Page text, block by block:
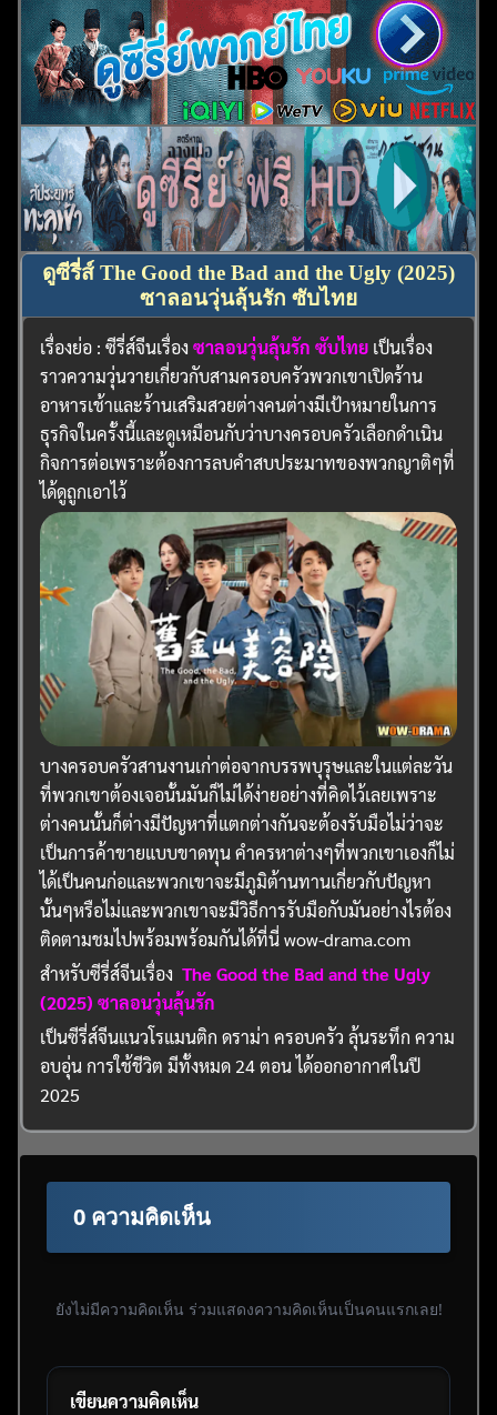
ดูซีรี่ส์ The Good the Bad and the Ugly (2025)
ซาลอนวุ่นลุ้นรัก ซับไทย
เรื่องย่อ : ซีรี่ส์จีนเรื่องซาลอนวุ่นลุ้นรัก ซับไทย เป็นเรื่อง
ราวความวุ่นวายเกี่ยวกับสามครอบครัวพวกเขาเปิดร้าน
อาหารเช้าและร้านเสริมสวยต่างคนต่างมีเป้าหมายในการ
ธุรกิจในครั้งนี้และดูเหมือนกับว่าบางครอบครัวเลือกดำเนิน
กิจการต่อเพราะต้องการลบคำสบประมาทของพวกญาติๆที่
ได้ดูถูกเอาไว้
บางครอบครัวสานงานเก่าต่อจากบรรพบุรุษและในแต่ละวัน
ที่พวกเขาต้องเจอนั้นมันก็ไม่ได้ง่ายอย่างที่คิดไว้เลยเพราะ
ต่างคนนั้นก็ต่างมีปัญหาที่แตกต่างกันจะต้องรับมือไม่ว่าจะ
เป็นการค้าขายแบบขาดทุน คำครหาต่างๆที่พวกเขาเองก็ไม่
ได้เป็นคนก่อและพวกเขาจะมีภูมิต้านทานเกี่ยวกับปัญหา
นั้นๆหรือไม่และพวกเขาจะมีวิธีการรับมือกับมันอย่างไรต้อง
ติดตามชมไปพร้อมพร้อมกันได้ที่นี่ wow-drama.com
สำหรับซีรี่ส์จีนเรื่องThe Good the Bad and the Ugly
(2025) ซาลอนวุ่นลุ้นรัก
เป็นซีรี่ส์จีนแนวโรแมนติก ดราม่า ครอบครัว ลุ้นระทึก ความ
อบอุ่น การใช้ชีวิต มีทั้งหมด 24 ตอน ได้ออกอากาศในปี
2025
0 ความคิดเห็น
ยังไม่มีความคิดเห็น ร่วมแสดงความคิดเห็นเป็นคนแรกเลย!
เขียนความคิดเห็น